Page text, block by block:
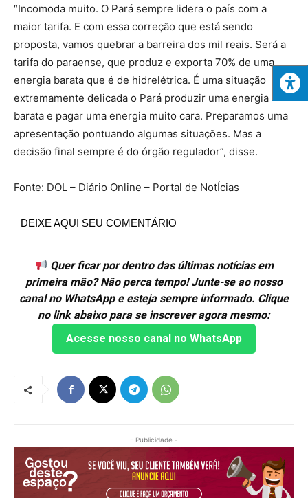
“Incomoda muito. O Pará sempre lidera o país com a
maior tarifa. E com essa correção que está sendo
proposta, vamos quebrar a barreira dos mil reais. Será a
tarifa do paraense, que produz e exporta 70% de uma
energia barata que é de hidrelétrica. É uma situação
extremamente delicada o Pará produzir uma energia
barata e pagar uma energia muito cara. Preparamos uma
apresentação pontuando algumas situações. Mas a
decisão final sempre é do órgão regulador”, disse.
Fonte: DOL – Diário Online – Portal de NotÍcias
DEIXE AQUI SEU COMENTÁRIO
Quer ficar por dentro das últimas notícias em
primeira mão? Não perca tempo! Junte-se ao nosso
canal no WhatsApp e esteja sempre informado. Clique
no link abaixo para se inscrever agora mesmo:
Acesse nosso canal no WhatsApp
- Publicidade -